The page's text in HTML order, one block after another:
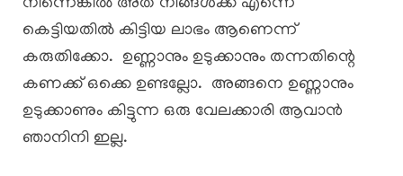
കെട്ടിയതിൽ കിട്ടിയ ലാഭം ആണെന്ന്
കരുതിക്കോ. ഉണ്ണാനും ഉടുക്കാനും തന്നതിന്റെ
കണക്ക് ഒക്കെ ഉണ്ടല്ലോ. അങ്ങനെ ഉണ്ണാനും
ഉടുക്കാണും കിട്ടുന്ന ഒരു വേലക്കാരി ആവാൻ
ഞാനിനി ഇല്ല.